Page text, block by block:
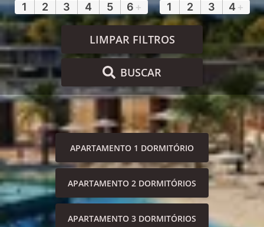
1 2 3 4 5 6 + 1 2 3 4 +
LIMPAR FILTROS
BUSCAR
APARTAMENTO 1 DORMITÓRIO
APARTAMENTO 2 DORMITÓRIOS
APARTAMENTO 3 DORMITÓRIOS